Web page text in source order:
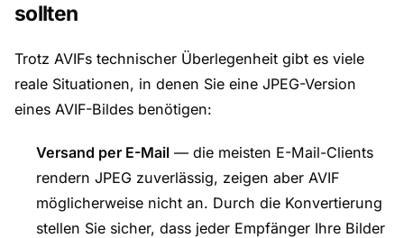
sollten
Trotz AVIFs technischer Überlegenheit gibt es viele
reale Situationen, in denen Sie eine JPEG-Version
eines AVIF-Bildes benötigen:
Versand per E-Mail — die meisten E-Mail-Clients
rendern JPEG zuverlässig, zeigen aber AVIF
möglicherweise nicht an. Durch die Konvertierung
stellen Sie sicher, dass jeder Empfänger Ihre Bilder